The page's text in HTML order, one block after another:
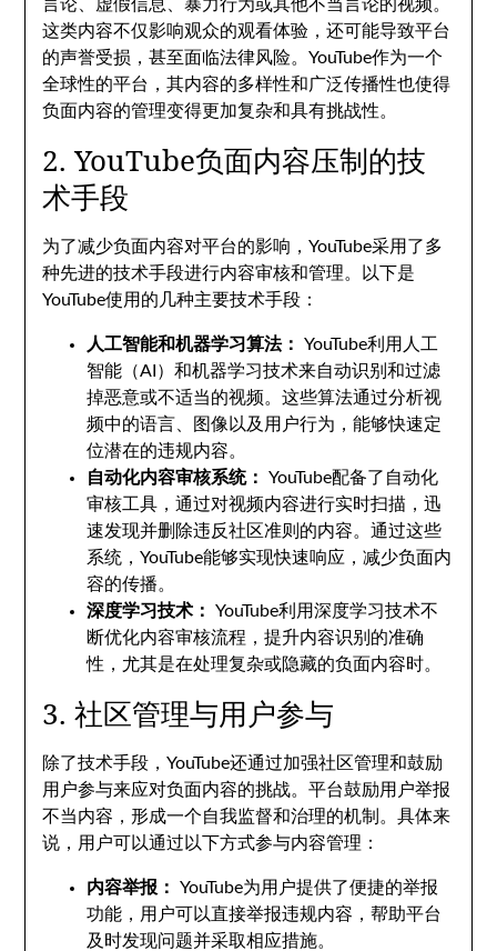
言论、虚假信息、暴力行为或其他不当言论的视频。
这类内容不仅影响观众的观看体验，还可能导致平台
的声誉受损，甚至面临法律风险。YouTube作为一个
全球性的平台，其内容的多样性和广泛传播性也使得
负面内容的管理变得更加复杂和具有挑战性。
2. YouTube负面内容压制的技
术手段
为了减少负面内容对平台的影响，YouTube采用了多
种先进的技术手段进行内容审核和管理。以下是
YouTube使用的几种主要技术手段：
人工智能和机器学习算法：
YouTube利用人工
智能（AI）和机器学习技术来自动识别和过滤
掉恶意或不适当的视频。这些算法通过分析视
频中的语言、图像以及用户行为，能够快速定
位潜在的违规内容。
自动化内容审核系统：
YouTube配备了自动化
审核工具，通过对视频内容进行实时扫描，迅
速发现并删除违反社区准则的内容。通过这些
系统，YouTube能够实现快速响应，减少负面内
容的传播。
深度学习技术：
YouTube利用深度学习技术不
断优化内容审核流程，提升内容识别的准确
性，尤其是在处理复杂或隐藏的负面内容时。
3. 社区管理与用户参与
除了技术手段，YouTube还通过加强社区管理和鼓励
用户参与来应对负面内容的挑战。平台鼓励用户举报
不当内容，形成一个自我监督和治理的机制。具体来
说，用户可以通过以下方式参与内容管理：
内容举报：
YouTube为用户提供了便捷的举报
功能，用户可以直接举报违规内容，帮助平台
及时发现问题并采取相应措施。